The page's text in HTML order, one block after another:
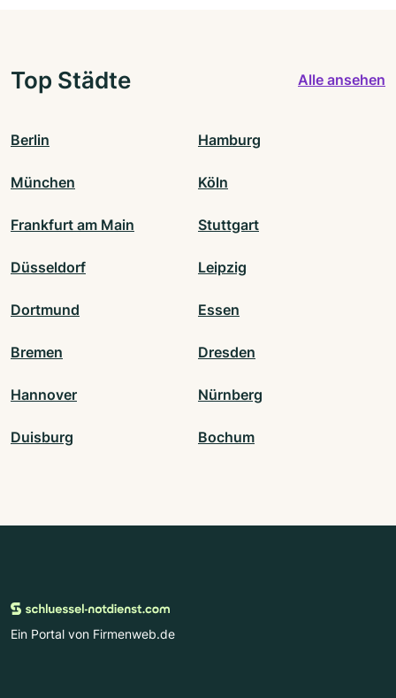
Top Städte Alle ansehen
Berlin Hamburg
München Köln
Frankfurt am Main Stuttgart
Düsseldorf Leipzig
Dortmund Essen
Bremen Dresden
Hannover Nürnberg
Duisburg Bochum
Ein Portal von Firmenweb.de